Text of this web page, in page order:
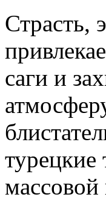
Страсть,
саги и
массовой